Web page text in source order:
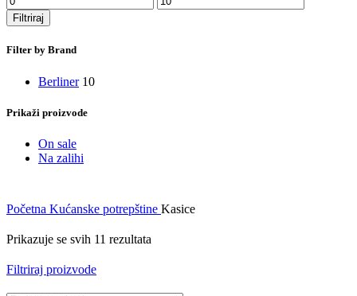
cijena
cijena
Filtriraj
Filter by Brand
Berliner 10
Prikaži proizvode
On sale
Na zalihi
Početna Kućanske potrepštine Kasice
Prikazuje se svih 11 rezultata
Filtriraj proizvode